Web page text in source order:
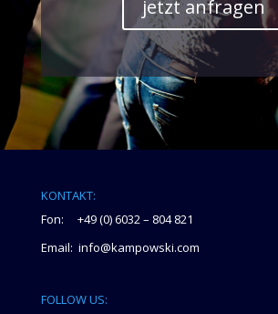
jetzt anfragen
KONTAKT:
Fon: +49 (0) 6032 – 804 821
Email: info@kampowski.com
FOLLOW US: